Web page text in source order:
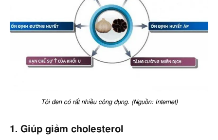
Tỏi đen có rất nhiều công dụng. (Nguồn: Internet)
1. Giúp giảm cholesterol